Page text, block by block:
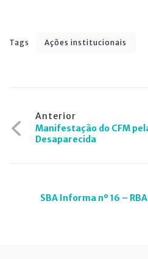
Tags Ações institucionais
Navegação
de
Anterior
Manifestação do CFM
Desaparecida
SBA Informa nº 16 –